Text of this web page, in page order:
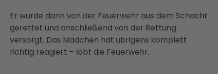
Er wurde dann von der Feuerwehr aus dem Schacht
gerettet und anschließend von der Rettung
versorgt. Das Mädchen hat übrigens komplett
richtig reagiert – lobt die Feuerwehr.